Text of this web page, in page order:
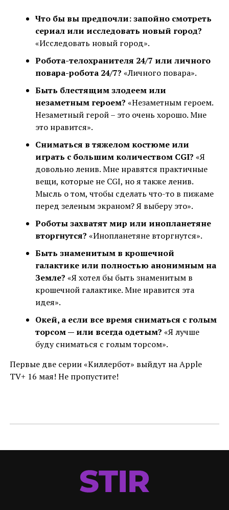
Что бы вы предпочли: запойно смотреть
сериал или исследовать новый город?
«Исследовать новый город».
Робота-телохранителя 24/7 или личного
повара-робота 24/7? «Личного повара».
Быть блестящим злодеем или
незаметным героем? «Незаметным героем.
Незаметный герой – это очень хорошо. Мне
это нравится».
Сниматься в тяжелом костюме или
играть с большим количеством CGI? «Я
довольно ленив. Мне нравятся практичные
вещи, которые не CGI, но я также ленив.
Мысль о том, чтобы сделать что-то в пижаме
перед зеленым экраном? Я выберу это».
Роботы захватят мир или инопланетяне
вторгнутся? «Инопланетяне вторгнутся».
Быть знаменитым в крошечной
галактике или полностью анонимным на
Земле? «Я хотел бы быть знаменитым в
крошечной галактике. Мне нравится эта
идея».
Окей, а если все время сниматься с голым
торсом — или всегда одетым? «Я лучше
буду сниматься с голым торсом».
Первые две серии «Киллербот» выйдут на Apple
TV+ 16 мая! Не пропустите!